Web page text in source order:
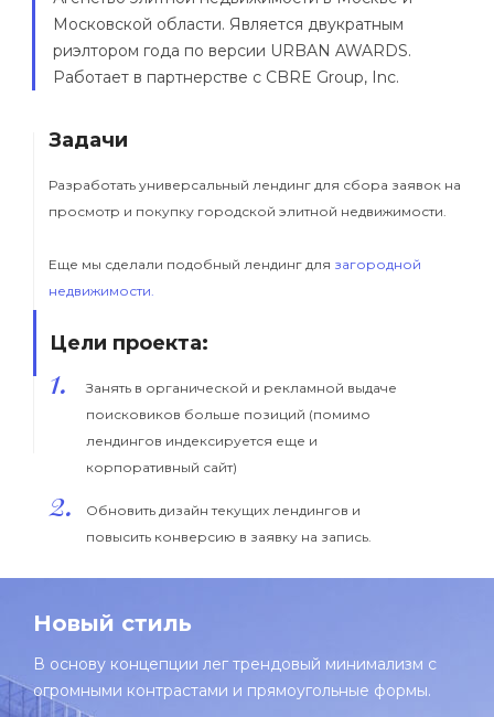
Московской области. Является двукратным
риэлтором года по версии URBAN AWARDS.
Работает в партнерстве с CBRE Group, Inc.
Задачи
Разработать универсальный лендинг для сбора заявок на
просмотр и покупку городской элитной недвижимости.
Еще мы сделали подобный лендинг для загородной
недвижимости.
Цели проекта:
1.
Занять в органической и рекламной выдаче
поисковиков больше позиций (помимо
лендингов индексируется еще и
корпоративный сайт)
2.
Обновить дизайн текущих лендингов и
повысить конверсию в заявку на запись.
Новый стиль
В основу концепции лег трендовый минимализм с
огромными контрастами и прямоугольные формы.